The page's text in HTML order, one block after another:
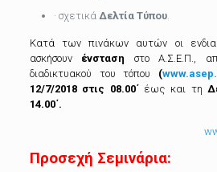
· σχετικά Δελτία Τύπου.
Κατά των πινάκων αυτών οι
ασκήσουν ένσταση στο Α.Σ.Ε.Π.,
διαδικτυακού του τόπου (
12/7/2018 στις 08.00΄έως και τη
14.00΄.
Προσεχή Σεμινάρια: